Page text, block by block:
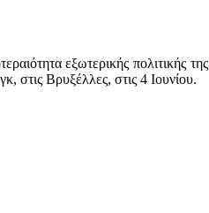
εξωτερικής πολιτικής
στις Βρυξέλλες, στις 4 Ιουνίου.